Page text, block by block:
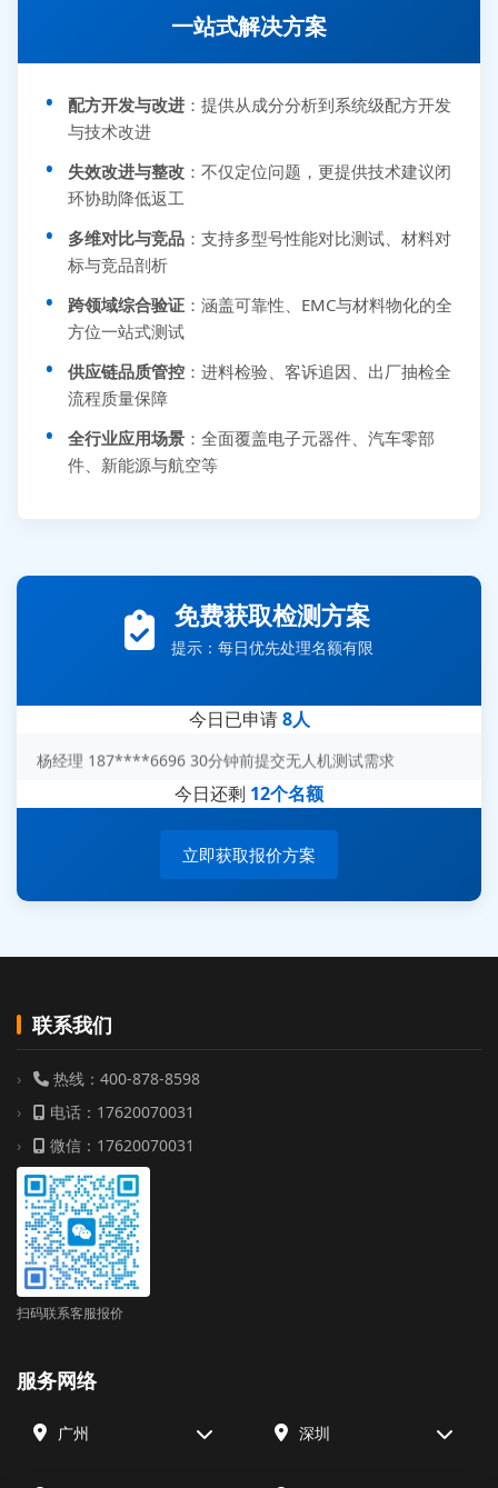
一站式解决方案
配方开发与改进 ：提供从成分分析到系统级配方开发
与技术改进
失效改进与整改 ：不仅定位问题，更提供技术建议闭
环协助降低返工
多维对比与竞品 ：支持多型号性能对比测试、材料对
标与竞品剖析
跨领域综合验证 ：涵盖可靠性、EMC与材料物化的全
方位一站式测试
供应链品质管控 ：进料检验、客诉追因、出厂抽检全
流程质量保障
全行业应用场景 ：全面覆盖电子元器件、汽车零部
件、新能源与航空等
免费获取检测方案
提示：每日优先处理名额有限
今日已申请8人
王经理 186****9012 7分钟前提交并网/涉网试验需求
赵总 135****7688 12分钟前提交芯片失效分析需求
陈女士 158****1887 25分钟前提交材料分析需求
今日还剩 12个名额
立即获取报价方案
联系我们
热线：400-878-8598
电话：17620070031
微信：17620070031
扫码联系客服报价
服务网络
广州 深圳